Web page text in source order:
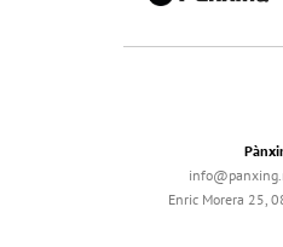
Enric Morera 25,